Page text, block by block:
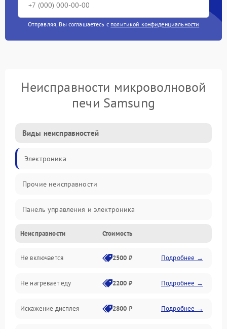
Отправляя, Вы соглашаетесь с политикой конфиденциальности
Неисправности микроволновой
печи Samsung
Виды неисправностей
Электроника
Прочие неисправности
Панель управления и электроника
Дверца и корпус
Механика и внутренние элементы
Механические повреждения
Питание и запуск
Неисправности Стоимость
Не включается 2500 ₽ Подробнее →
Не нагревает еду 2200 ₽ Подробнее →
Искажение дисплея 2800 ₽ Подробнее →